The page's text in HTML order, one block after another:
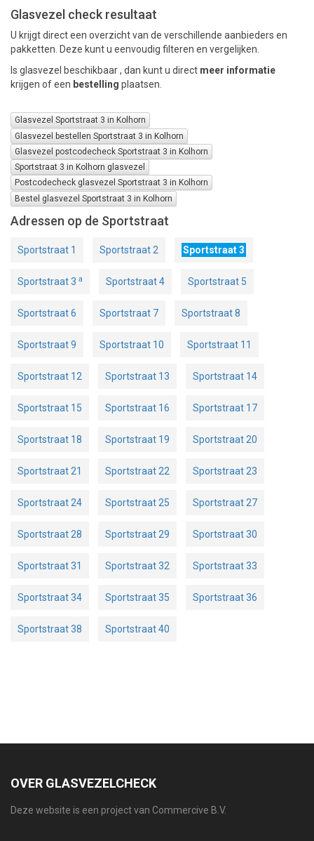
Glasvezel check resultaat
U krijgt direct een overzicht van de verschillende aanbieders en
pakketten. Deze kunt u eenvoudig filteren en vergelijken.
Is glasvezel beschikbaar , dan kunt u direct meer informatie
krijgen of een bestelling plaatsen.
Glasvezel Sportstraat 3 in Kolhorn
Glasvezel bestellen Sportstraat 3 in Kolhorn
Glasvezel postcodecheck Sportstraat 3 in Kolhorn
Sportstraat 3 in Kolhorn glasvezel
Postcodecheck glasvezel Sportstraat 3 in Kolhorn
Bestel glasvezel Sportstraat 3 in Kolhorn
Adressen op de Sportstraat
Sportstraat 1 Sportstraat 2 Sportstraat 3
Sportstraat 3 a Sportstraat 4 Sportstraat 5
Sportstraat 6 Sportstraat 7 Sportstraat 8
Sportstraat 9 Sportstraat 10 Sportstraat 11
Sportstraat 12 Sportstraat 13 Sportstraat 14
Sportstraat 15 Sportstraat 16 Sportstraat 17
Sportstraat 18 Sportstraat 19 Sportstraat 20
Sportstraat 21 Sportstraat 22 Sportstraat 23
Sportstraat 24 Sportstraat 25 Sportstraat 27
Sportstraat 28 Sportstraat 29 Sportstraat 30
Sportstraat 31 Sportstraat 32 Sportstraat 33
Sportstraat 34 Sportstraat 35 Sportstraat 36
Sportstraat 38 Sportstraat 40
OVER GLASVEZELCHECK
Deze website is een project van Commercive B.V.